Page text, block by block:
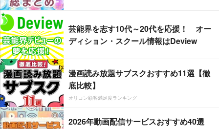
芸能界を志す10代～20代を応援！ オー
ディション・スクール情報はDeview
漫画読み放題サブスクおすすめ11選【徹
底比較】
オリコン顧客満足度ランキング
2026年動画配信サービスおすすめ40選